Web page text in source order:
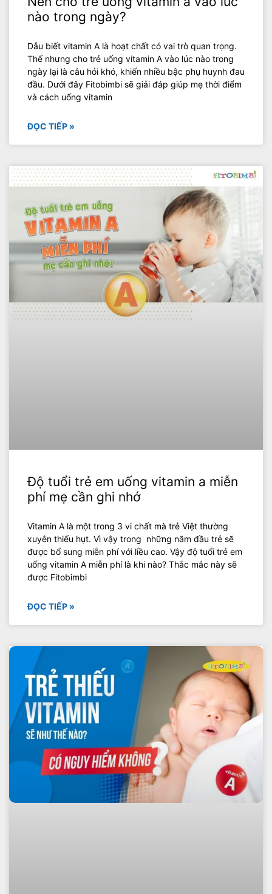
nào trong ngày?
Dẫu biết vitamin A là hoạt chất có vai trò quan trọng.
Thế nhưng cho trẻ uống vitamin A vào lúc nào trong
ngày lại là câu hỏi khó, khiến nhiều bậc phụ huynh đau
đầu. Dưới đây Fitobimbi sẽ giải đáp giúp mẹ thời điểm
và cách uống vitamin
ĐỌC TIẾP »
Độ tuổi trẻ em uống vitamin a miễn
phí mẹ cần ghi nhớ
Vitamin A là một trong 3 vi chất mà trẻ Việt thường
xuyên thiếu hụt. Vì vậy trong những năm đầu trẻ sẽ
được bổ sung miễn phí với liều cao. Vậy độ tuổi trẻ em
uống vitamin A miễn phí là khi nào? Thắc mắc này sẽ
được Fitobimbi
ĐỌC TIẾP »